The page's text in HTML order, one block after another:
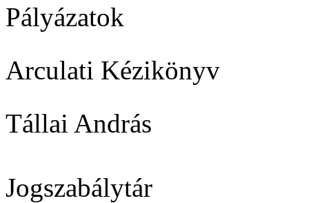
Pályázatok
Arculati Kézikönyv
Tállai András
Jogszabálytár